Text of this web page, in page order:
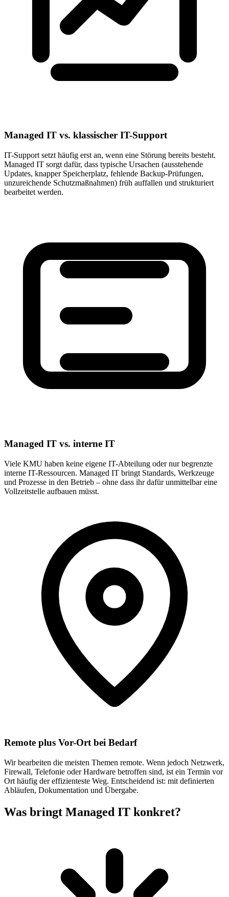
Managed IT vs. klassischer IT-Support
IT-Support setzt häufig erst an, wenn eine Störung bereits besteht.
Managed IT sorgt dafür, dass typische Ursachen (ausstehende
Updates, knapper Speicherplatz, fehlende Backup-Prüfungen,
unzureichende Schutzmaßnahmen) früh auffallen und strukturiert
bearbeitet werden.
Managed IT vs. interne IT
Viele KMU haben keine eigene IT-Abteilung oder nur begrenzte
interne IT-Ressourcen. Managed IT bringt Standards, Werkzeuge
und Prozesse in den Betrieb – ohne dass ihr dafür unmittelbar eine
Vollzeitstelle aufbauen müsst.
Remote plus Vor-Ort bei Bedarf
Wir bearbeiten die meisten Themen remote. Wenn jedoch Netzwerk,
Firewall, Telefonie oder Hardware betroffen sind, ist ein Termin vor
Ort häufig der effizienteste Weg. Entscheidend ist: mit definierten
Abläufen, Dokumentation und Übergabe.
Was bringt Managed IT konkret?